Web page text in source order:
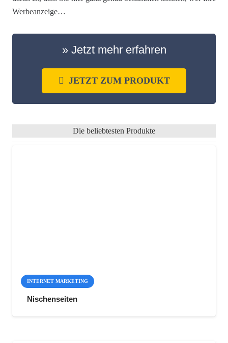
Werbeanzeige…
» Jetzt mehr erfahren
JETZT ZUM PRODUKT
Die beliebtesten Produkte
INTERNET MARKETING
Nischenseiten